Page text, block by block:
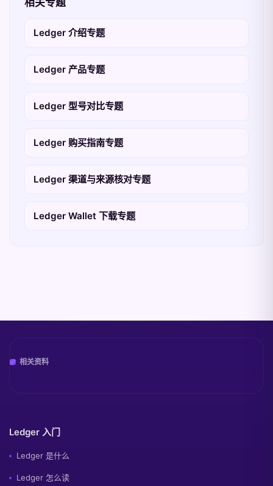
相关专题
Ledger 介绍专题
Ledger 产品专题
Ledger 型号对比专题
Ledger 购买指南专题
Ledger 渠道与来源核对专题
Ledger Wallet 下载专题
相关资料
Ledger 入门
Ledger 是什么
Ledger 怎么读